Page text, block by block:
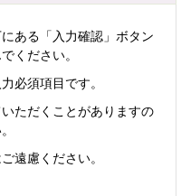
ある「入力確認」ボタン
ください。
必須項目です。
ただくことがありますの
遠慮ください。